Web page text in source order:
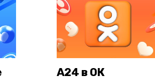
А24 в ОК